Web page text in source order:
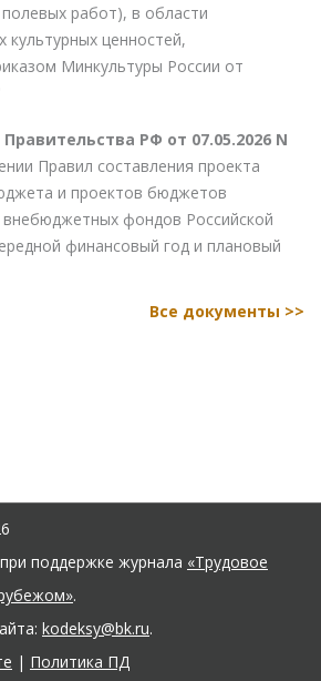
полевых работ), в области
культурных ценностей,
Минкультуры России от
РФ от 07.05.2026 N
Правил составления проекта
и проектов бюджетов
внебюджетных фондов Российской
финансовый год и плановый
Все документы >>
поддержке журнала «Трудовое
.
kodeksy@bk.ru.
| Политика ПД